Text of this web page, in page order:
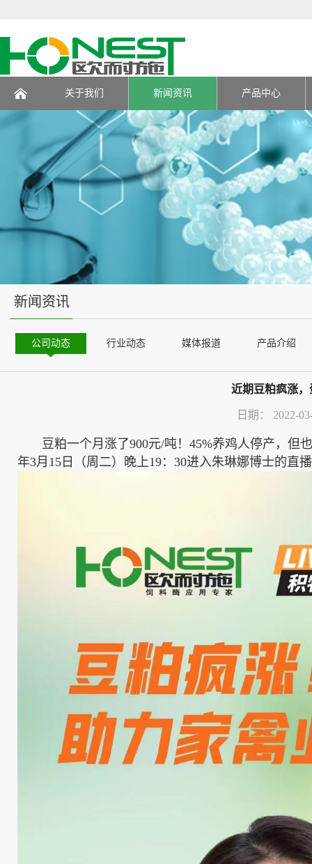
关于我们 新闻资讯 产品中心
新闻资讯
公司动态 行业动态 媒体报道 产品介绍
近期豆粕疯涨
日期： 2022-
豆粕一个月涨了900元/吨！45%养鸡人停产，但
年3月15日（周二）晚上19：30进入朱琳娜博士的直